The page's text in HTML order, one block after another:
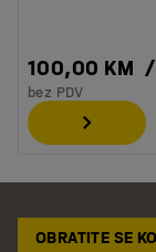
100,00 KM /
bez PDV
OBRATITE SE